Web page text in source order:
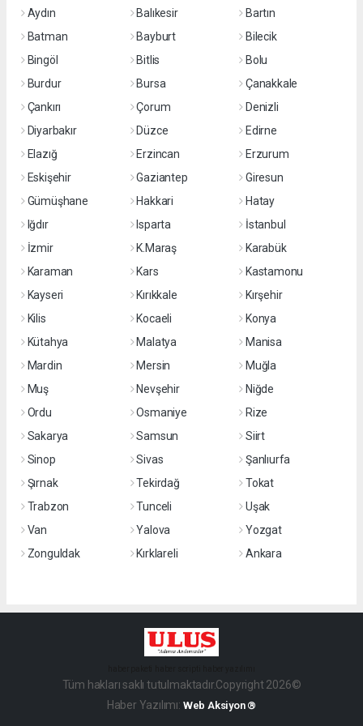
Aydın
Balıkesir
Bartın
Batman
Bayburt
Bilecik
Bingöl
Bitlis
Bolu
Burdur
Bursa
Çanakkale
Çankırı
Çorum
Denizli
Diyarbakır
Düzce
Edirne
Elazığ
Erzincan
Erzurum
Eskişehir
Gaziantep
Giresun
Gümüşhane
Hakkari
Hatay
Iğdır
Isparta
İstanbul
İzmir
K.Maraş
Karabük
Karaman
Kars
Kastamonu
Kayseri
Kırıkkale
Kırşehir
Kilis
Kocaeli
Konya
Kütahya
Malatya
Manisa
Mardin
Mersin
Muğla
Muş
Nevşehir
Niğde
Ordu
Osmaniye
Rize
Sakarya
Samsun
Siirt
Sinop
Sivas
Şanlıurfa
Şırnak
Tekirdağ
Tokat
Trabzon
Tunceli
Uşak
Van
Yalova
Yozgat
Zonguldak
Kırklareli Ankara
Tüm hakları saklı tutulmaktadır.Copyright 2026©
Haber Yazılımı: Web Aksiyon ®